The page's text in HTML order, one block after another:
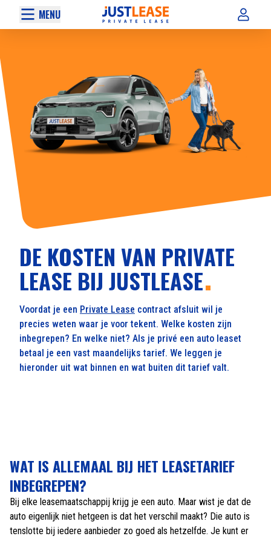
MENU
DE KOSTEN VAN PRIVATE
LEASE BIJ JUSTLEASE
Voordat je een Private Lease contract afsluit wil je
precies weten waar je voor tekent. Welke kosten zijn
inbegrepen? En welke niet? Als je privé een auto leaset
betaal je een vast maandelijks tarief. We leggen je
hieronder uit wat binnen en wat buiten dit tarief valt.
WAT IS ALLEMAAL BIJ HET LEASETARIEF
INBEGREPEN?
Bij elke leasemaatschappij krijg je een auto. Maar wist je dat de
auto eigenlijk niet hetgeen is dat het verschil maakt? Die auto is
tenslotte bij iedere aanbieder zo goed als hetzelfde. Je kunt er